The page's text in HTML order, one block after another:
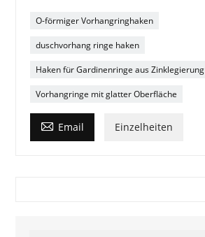
O-förmiger Vorhangringhaken
duschvorhang ringe haken
Haken für Gardinenringe aus Zinklegierung
Vorhangringe mit glatter Oberfläche
 Email Einzelheiten